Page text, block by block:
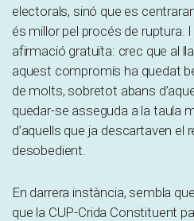
electorals, sinó que es
és millor pel procés de ruptura.
afirmació gratuïta: crec que al
aquest compromís ha quedat
de molts, sobretot abans
quedar-se asseguda a la taula
d’aquells que ja descartaven
desobedient.
En darrera instància, sembla
que la CUP-Crida Constituent